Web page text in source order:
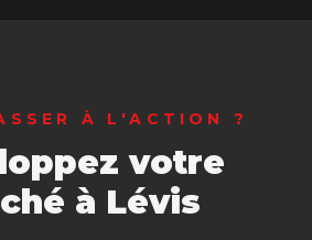
À L'ACTION ?
votre
à Lévis